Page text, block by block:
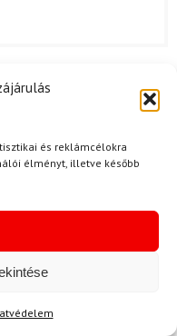
és reklámcélokra
élményt, illetve később
Értékelés:
5
Grip NNN